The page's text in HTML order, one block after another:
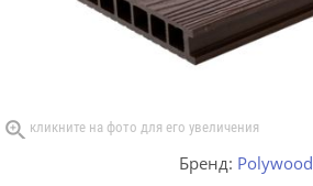
Бренд: Polywood